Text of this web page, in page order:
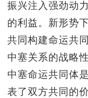
振兴注入强劲动
的利益。新形势
共同构建命运共
中塞关系的战略
中塞命运共同体
表了双方共同的